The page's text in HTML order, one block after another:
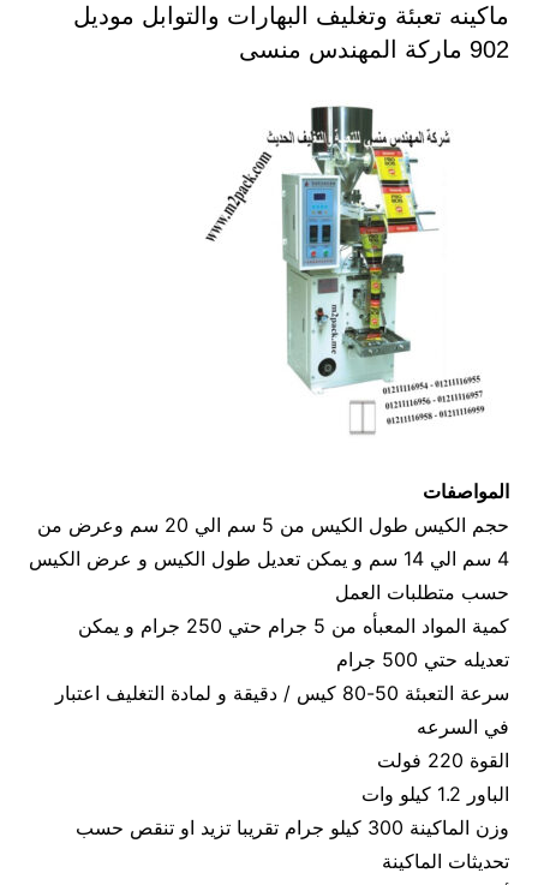
ماكينه تعبئة وتغليف البهارات والتوابل موديل
902 ماركة المهندس منسى
المواصفات
حجم الكيس طول الكيس من 5 سم الي 20 سم وعرض من
4 سم الي 14 سم و يمكن تعديل طول الكيس و عرض الكيس
حسب متطلبات العمل
كمية المواد المعبأه من 5 جرام حتي 250 جرام و يمكن
تعديله حتي 500 جرام
سرعة التعبئة 50-80 كيس / دقيقة و لمادة التغليف اعتبار
في السرعه
القوة 220 فولت
الباور 1.2 كيلو وات
وزن الماكينة 300 كيلو جرام تقريبا تزيد او تنقص حسب
تحديثات الماكينة